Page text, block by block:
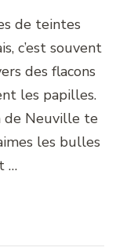
de teintes
c’est souvent
des flacons
les papilles.
de Neuville te
les bulles
…